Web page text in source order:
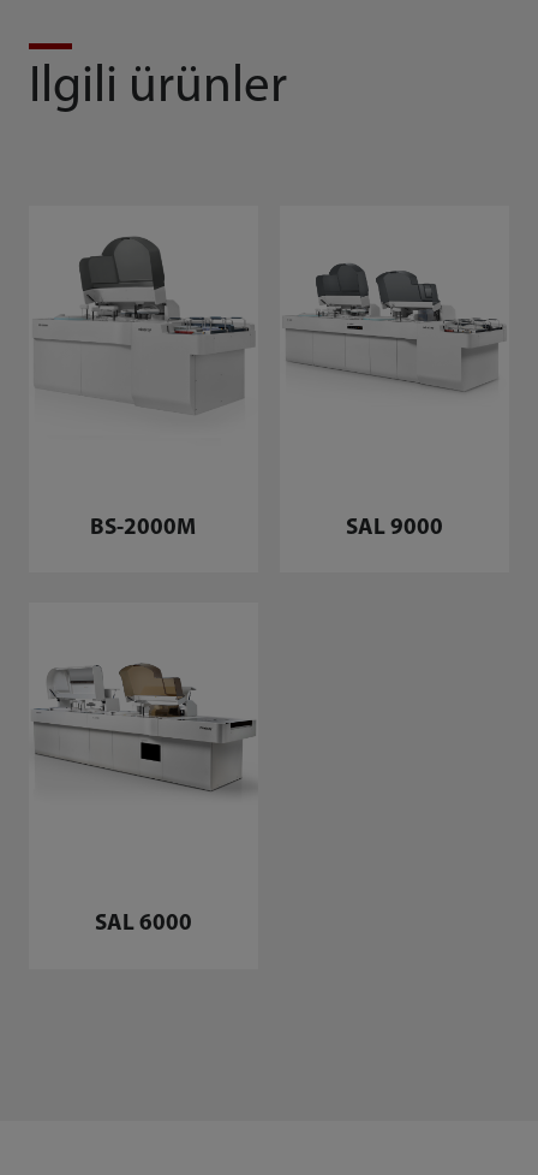
Ilgili ürünler
BS-2000M SAL 9000
SAL 6000